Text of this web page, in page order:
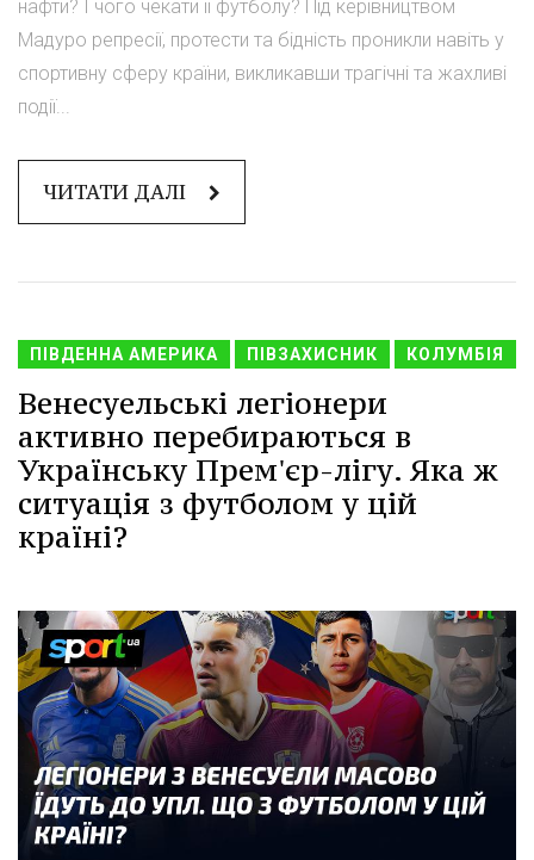
нафти? І чого чекати її футболу? Під керівництвом
Мадуро репресії, протести та бідність проникли навіть у
спортивну сферу країни, викликавши трагічні та жахливі
події...
ЧИТАТИ ДАЛІ
ПІВДЕННА АМЕРИКА ПІВЗАХИСНИК КОЛУМБІЯ
Венесуельські легіонери
активно перебираються в
Українську Прем'єр-лігу. Яка ж
ситуація з футболом у цій
країні?